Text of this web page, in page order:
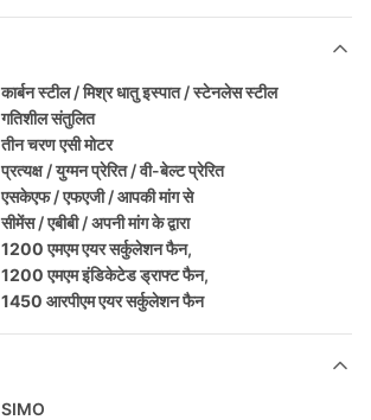
कार्बन स्टील / मिश्र धातु इस्पात / स्टेनलेस स्टील
गतिशील संतुलित
तीन चरण एसी मोटर
प्रत्यक्ष / युग्मन प्रेरित / वी-बेल्ट प्रेरित
एसकेएफ / एफएजी / आपकी मांग से
सीमेंस / एबीबी / अपनी मांग के द्वारा
1200 एमएम एयर सर्कुलेशन फैन,
1200 एमएम इंडिकेटेड ड्राफ्ट फैन,
1450 आरपीएम एयर सर्कुलेशन फैन
SIMO